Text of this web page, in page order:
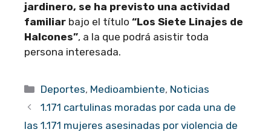
jardinero, se ha previsto una actividad
familiar bajo el título “Los Siete Linajes de
Halcones”, a la que podrá asistir toda
persona interesada.
Categorías
Deportes, Medioambiente, Noticias
1.171 cartulinas moradas por cada una de
las 1.171 mujeres asesinadas por violencia de